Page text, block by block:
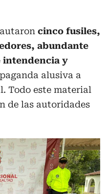
cinco fusiles,
abundante
intendencia y
alusiva a
Todo este material
de las autoridades